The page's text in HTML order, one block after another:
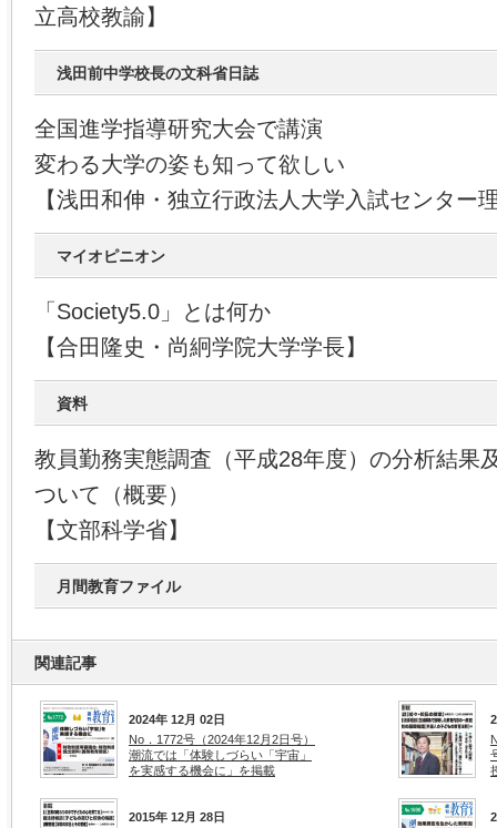
立高校教諭】
浅田前中学校長の文科省日誌
全国進学指導研究大会で講演
変わる大学の姿も知って欲しい
【浅田和伸・独立行政法人大学入試センター
マイオピニオン
「Society5.0」とは何か
【合田隆史・尚絅学院大学学長】
資料
教員勤務実態調査（平成28年度）の分析結果
ついて（概要）
【文部科学省】
月間教育ファイル
関連記事
2024年 12月 02日
No．1772号（2024年12月2日号）
潮流では「体験しづらい「宇宙」
を実感する機会に」を掲載
2015年 12月 28日